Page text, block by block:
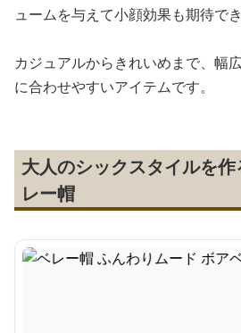
ュームを与えて小顔効果も期待でき
カジュアルからきれいめまで、幅
に合わせやすいアイテムです。
大人のシックスタイルを
レー帽